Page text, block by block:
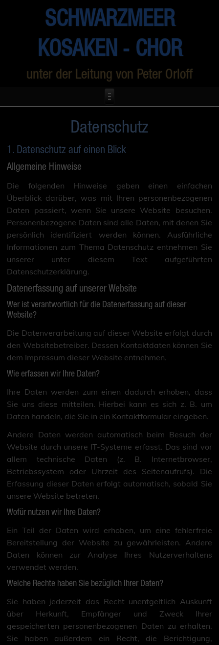
SCHWARZMEER
KOSAKEN ‑ CHOR
unter der Leitung von Peter Orloff
Datenschutz
1. Datenschutz auf einen Blick
Allgemeine Hinweise
Die folgenden Hinweise geben einen einfachen
Überblick darüber, was mit Ihren personenbezogenen
Daten passiert, wenn Sie unsere Website besuchen.
Personenbezogene Daten sind alle Daten, mit denen Sie
persönlich identifiziert werden können. Ausführliche
Informationen zum Thema Datenschutz entnehmen Sie
unserer unter diesem Text aufgeführten
Datenschutzerklärung.
Datenerfassung auf unserer Website
Wer ist verantwortlich für die Datenerfassung auf dieser
Website?
Die Datenverarbeitung auf dieser Website erfolgt durch
den Websitebetreiber. Dessen Kontaktdaten können Sie
dem Impressum dieser Website entnehmen.
Wie erfassen wir Ihre Daten?
Ihre Daten werden zum einen dadurch erhoben, dass
Sie uns diese mitteilen. Hierbei kann es sich z. B. um
Daten handeln, die Sie in ein Kontaktformular eingeben.
Andere Daten werden automatisch beim Besuch der
Website durch unsere IT-Systeme erfasst. Das sind vor
allem technische Daten (z. B. Internetbrowser,
Betriebssystem oder Uhrzeit des Seitenaufrufs). Die
Erfassung dieser Daten erfolgt automatisch, sobald Sie
unsere Website betreten.
Wofür nutzen wir Ihre Daten?
Ein Teil der Daten wird erhoben, um eine fehlerfreie
Bereitstellung der Website zu gewährleisten. Andere
Daten können zur Analyse Ihres Nutzerverhaltens
verwendet werden.
Welche Rechte haben Sie bezüglich Ihrer Daten?
Sie haben jederzeit das Recht unentgeltlich Auskunft
über Herkunft, Empfänger und Zweck Ihrer
gespeicherten personenbezogenen Daten zu erhalten.
Sie haben außerdem ein Recht, die Berichtigung,